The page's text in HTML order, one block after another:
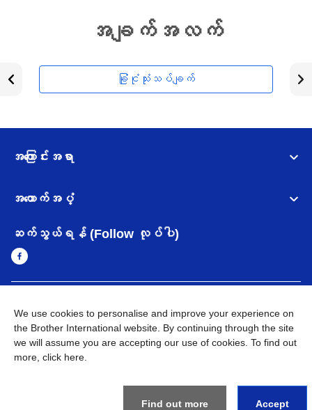
အချက်အလက်
ခြုံငုံသုံးသပ်ချက်
အကြောင်းအရာ
အထောက်အပံ့
ဆက်သွယ်ရန် (Follow လုပ်ပါ)
Brother ၏ ကမ္ဘာတစ်ဝန်းရှိ ကွန်ယက်များ
အချက်အလက်မူဝါဒ အသုံးပြုမူဝါဒ
သုံးစွဲရန် ဝက်ဆိုဒ်အညွှန်း
Brother Global ဝက်ဆိုဒ်သို့သွားရန်
We use cookies to personalise and improve your experience on
the Brother International website. By continuing through the site
we will assume you are accepting our use of cookies. To find out
more, click here
Find out more Accept